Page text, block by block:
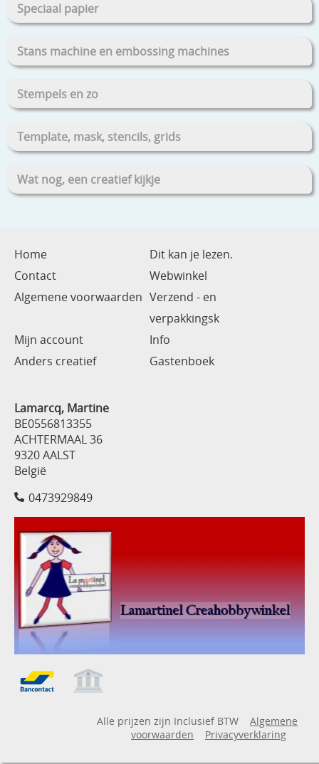
Speciaal papier
Stans machine en embossing machines
Stempels en zo
Template, mask, stencils, grids
Wat nog, een creatief kijkje
Home
Dit kan je lezen.
Contact
Webwinkel
Algemene voorwaarden Verzend - en
verpakkingsk
Mijn account
Info
Anders creatief
Gastenboek
Lamarcq, Martine
BE0556813355
ACHTERMAAL 36
9320 AALST
België
0473929849
Alle prijzen zijn Inclusief BTW
Algemene
voorwaarden
Privacyverklaring